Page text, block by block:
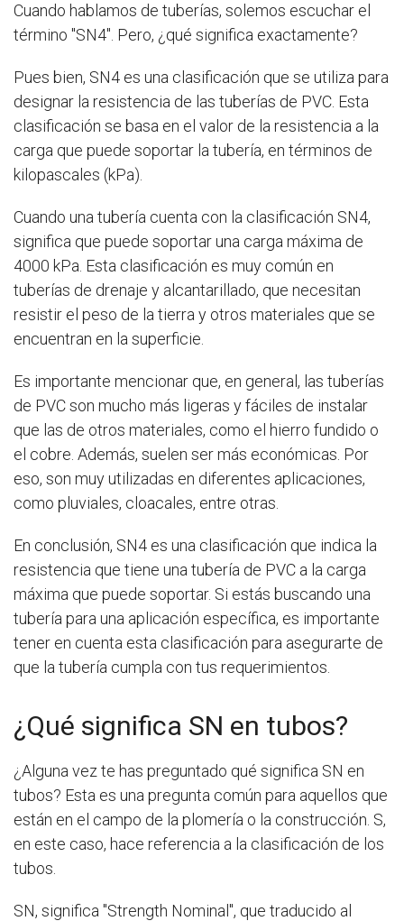
Cuando hablamos de tuberías, solemos escuchar el
término "SN4". Pero, ¿qué significa exactamente?
Pues bien, SN4 es una clasificación que se utiliza para
designar la resistencia de las tuberías de PVC. Esta
clasificación se basa en el valor de la resistencia a la
carga que puede soportar la tubería, en términos de
kilopascales (kPa).
Cuando una tubería cuenta con la clasificación SN4,
significa que puede soportar una carga máxima de
4000 kPa. Esta clasificación es muy común en
tuberías de drenaje y alcantarillado, que necesitan
resistir el peso de la tierra y otros materiales que se
encuentran en la superficie.
Es importante mencionar que, en general, las tuberías
de PVC son mucho más ligeras y fáciles de instalar
que las de otros materiales, como el hierro fundido o
el cobre. Además, suelen ser más económicas. Por
eso, son muy utilizadas en diferentes aplicaciones,
como pluviales, cloacales, entre otras.
En conclusión, SN4 es una clasificación que indica la
resistencia que tiene una tubería de PVC a la carga
máxima que puede soportar. Si estás buscando una
tubería para una aplicación específica, es importante
tener en cuenta esta clasificación para asegurarte de
que la tubería cumpla con tus requerimientos.
¿Qué significa SN en tubos?
¿Alguna vez te has preguntado qué significa SN en
tubos? Esta es una pregunta común para aquellos que
están en el campo de la plomería o la construcción. S,
en este caso, hace referencia a la clasificación de los
tubos.
SN, significa "Strength Nominal", que traducido al